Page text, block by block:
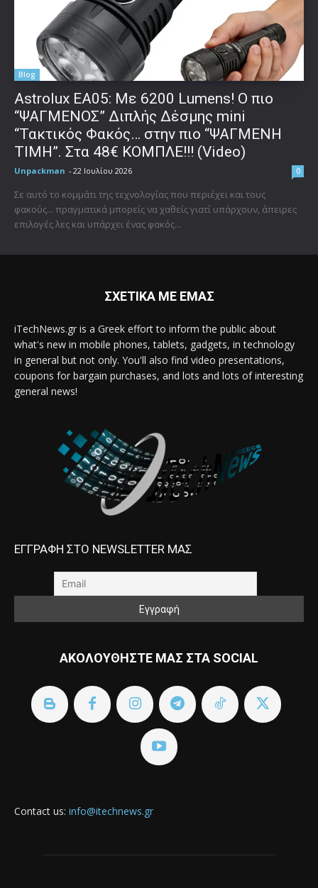
Blog
Astrolux ΕΑ05: Με 6200 Lumens! Ο πιο
“ΨΑΓΜΕΝΟΣ” Διπλής Δέσμης mini
“Τακτικός Φακός… στην πιο “ΨΑΓΜΕΝΗ
ΤΙΜΗ”. Στα 48€ ΚΟΜΠΛΕ!!! (Video)
Unpackman - 22 Ιουλίου 2026 0
Σε αυτό το κομμάτι της τεχνολογίας που περιέχει και τους
φακούς... πραγματικά μπορείς να χαθείς γιατί υπάρχουν, άπειρες
επιλογές λες και υπάρχει ένας φακός...
ΣΧΕΤΙΚΑ ΜΕ ΕΜΑΣ
iTechNews.gr is a Greek effort to inform the public about
what's new in mobile phones, tablets, gadgets, in technology
in general but not only. You'll also find video presentations,
coupons for bargain purchases, and lots and lots of interesting
general news!
ΕΓΓΡΑΦΗ ΣΤΟ NEWSLETTER ΜΑΣ
ΑΚΟΛΟΥΘΗΣΤΕ ΜΑΣ ΣΤΑ SOCIAL
Contact us: info@itechnews.gr